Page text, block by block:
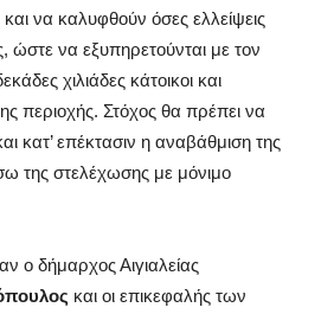
να καλυφθούν όσες ελλείψεις
ώστε να εξυπηρετούνται με τον
χιλιάδες κάτοικοι και
περιοχής. Στόχος θα πρέπει να
κατ’ επέκτασιν η αναβάθμιση της
της στελέχωσης με μόνιμο
ο δήμαρχος Αιγιαλείας
και οι επικεφαλής των